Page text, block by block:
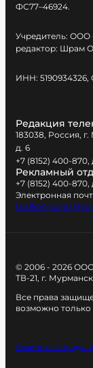
ФС77–46924.
Учредитель: ООО
редактор: Шрам
ИНН: 5190934326,
Редакция
183038, Россия,
д. 6
+7 (8152) 400-870,
Рекламный
+7 (8152) 400-870,
Электронная
© 2006 - 2026
ТВ-21, г. Мурманск
Все права
возможно только
Политика